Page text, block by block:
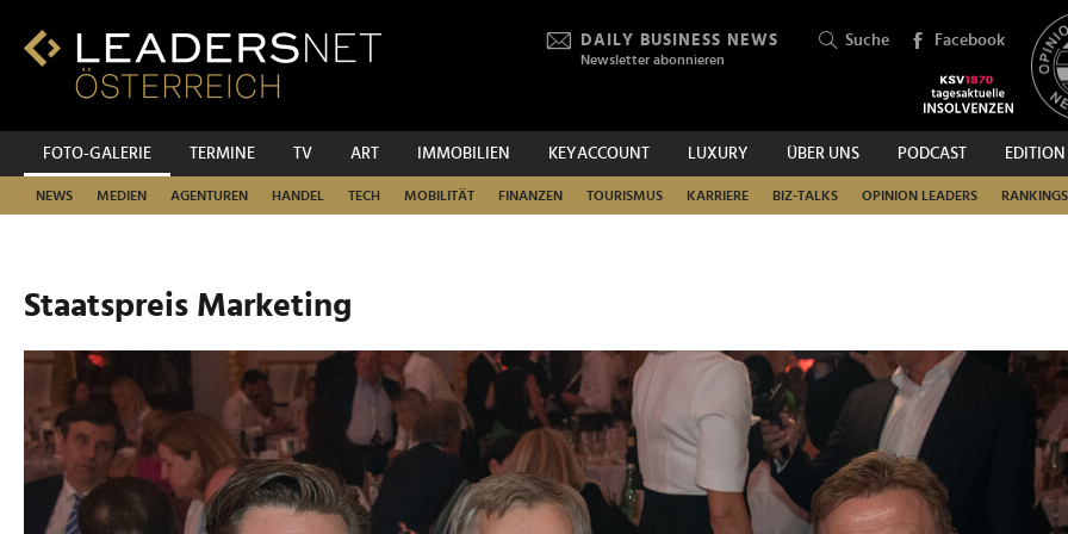
Inhalt
Fußzeilen-
Hauptnavigation
DAILY BUSINESS NEWS
Newsletter abonnieren
Suche Facebook
FOTO-GALERIE TERMINE TV ART IMMOBILIEN KEYACCOUNT LUXURY ÜBER UNS PODCAST EDITION
NEWS MEDIEN AGENTUREN HANDEL TECH MOBILITÄT FINANZEN TOURISMUS KARRIERE BIZ-TALKS OPINION LEADERS RANKINGS
SUCHEN
Staatspreis Marketing